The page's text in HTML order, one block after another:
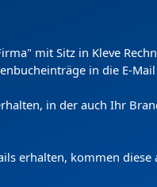
mit Sitz in Kleve
in die E-
in der auch Ihr
erhalten, kommen